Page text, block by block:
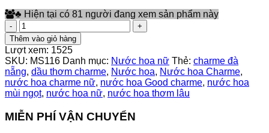
♣ Hiện tại có 81 người đang xem sản phẩm này
Nước
hoa
Good
Charme
Đà
Nẵng
90ml
số
lượng
Thêm vào giỏ hàng
Lượt xem: 1525
SKU: MS116 Danh mục: Nước hoa nữ Thẻ: charme đà
nẵng, dầu thơm charme, Nước hoa, Nước hoa Charme,
nước hoa charme nữ, nước hoa Good charme, nước hoa
mùi ngọt, nước hoa nữ, nước hoa thơm lâu
MIỄN PHÍ VẬN CHUYỂN